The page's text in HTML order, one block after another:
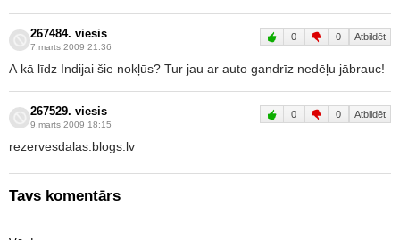
267484. viesis
7.marts 2009 21:36
0 0 Atbildēt
A kā līdz Indijai šie nokļūs? Tur jau ar auto gandrīz nedēļu jābrauc!
267529. viesis
9.marts 2009 18:15
0 0 Atbildēt
rezervesdalas.blogs.lv
Tavs komentārs